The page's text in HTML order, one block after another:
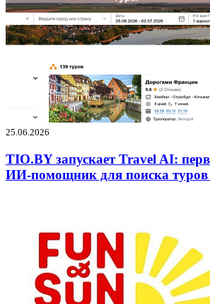
25.06.2026
TIO.BY запускает Travel AI:
ИИ-помощник для поиска туров